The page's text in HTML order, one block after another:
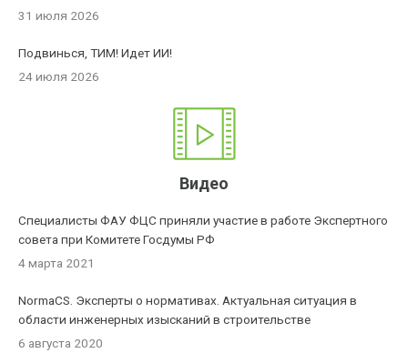
31 июля 2026
Подвинься, ТИМ! Идет ИИ!
24 июля 2026
Видео
Специалисты ФАУ ФЦС приняли участие в работе Экспертного
совета при Комитете Госдумы РФ
4 марта 2021
NormaCS. Эксперты о нормативах. Актуальная ситуация в
области инженерных изысканий в строительстве
6 августа 2020